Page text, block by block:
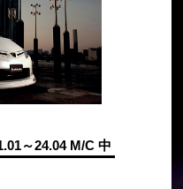
～24.04 M/C 中